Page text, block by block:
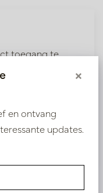
toegang te
×
en ontvang
updates.